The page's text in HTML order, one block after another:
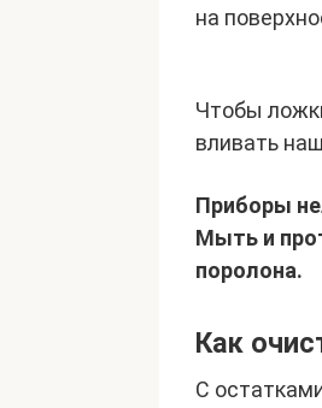
на
Чтобы
вливать
Приборы
Мыть и
поролона.
Как
С